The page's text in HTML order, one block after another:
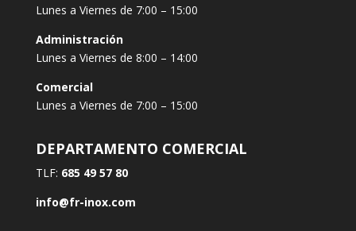
Lunes a Viernes de 7:00 – 15:00
Administración
Lunes a Viernes de 8:00 – 14:00
Comercial
Lunes a Viernes de 7:00 – 15:00
DEPARTAMENTO COMERCIAL
TLF: 685 49 57 80
info@fr-inox.com